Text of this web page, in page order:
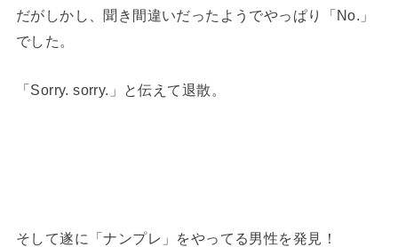
だがしかし、聞き間違いだったようでやっぱり「No.」
でした。
「Sorry. sorry.」と伝えて退散。
そして遂に「ナンプレ」をやってる男性を発見！